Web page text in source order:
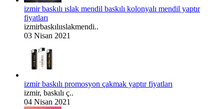
izmir baskılı ıslak mendil baskılı kolonyalı mendil yaptır
fiyatları
izmirbaskılııslakmendi..
03 Nisan 2021
izmir baskılı promosyon çakmak yaptır fiyatları
izmir, baskılı ç..
04 Nisan 2021